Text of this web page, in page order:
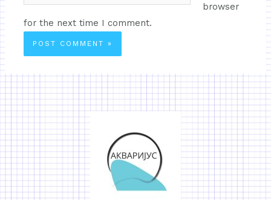
browser
for the next time I comment.